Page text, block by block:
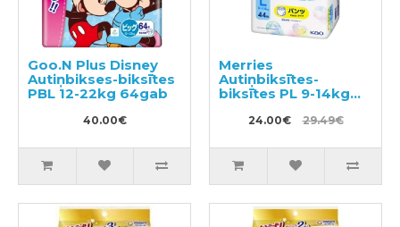
Goo.N Plus Disney
Autiņbikses-biksītes
PBL 12-22kg 64gab
40.00€
Merries
Autiņbiksītes-
biksītes PL 9-14kg
24.00€ 29.49€